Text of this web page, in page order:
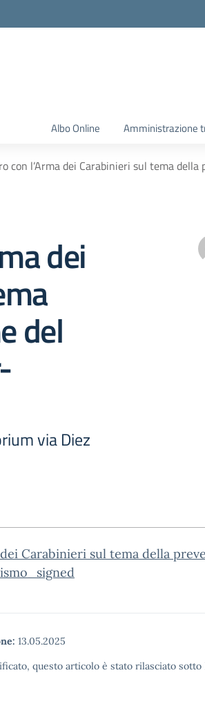
Albo Online Amministrazione
con l’Arma dei Carabinieri sul tema
dei
del
via Diez
Carabinieri sul tema della
13.05.2025
questo articolo è stato rilasciato